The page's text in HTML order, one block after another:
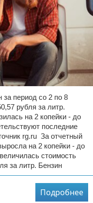
период со 2 по 8
рубля за литр.
на 2 копейки - до
последние
rg.ru За отчетный
на 2 копейки - до
стоимость
за литр. Бензин
Подробнее